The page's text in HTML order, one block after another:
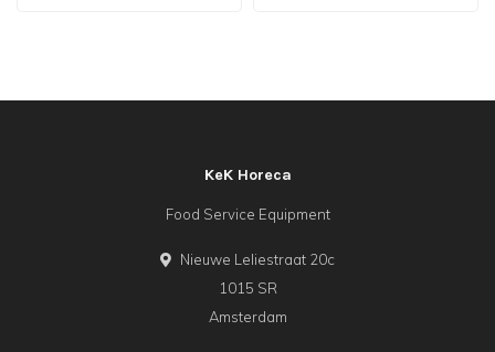
KeK Horeca
Food Service Equipment
Nieuwe Leliestraat 20c
1015 SR
Amsterdam